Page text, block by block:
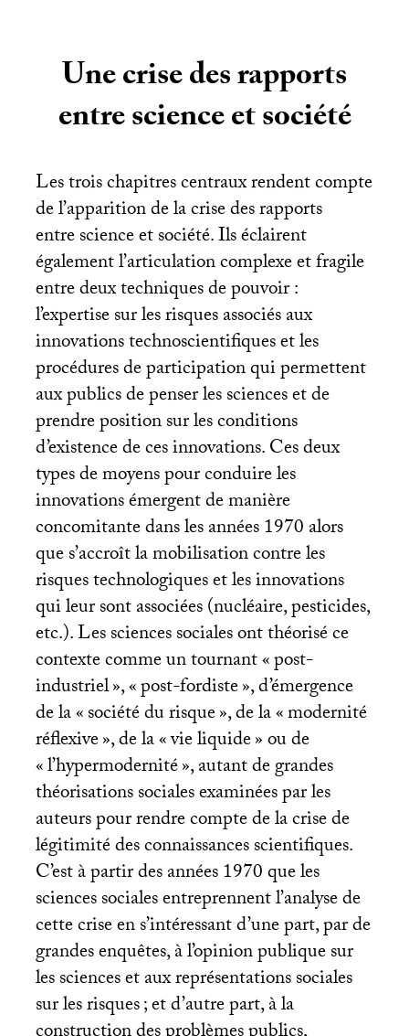
Une crise des rapports
entre science et société
Les trois chapitres centraux rendent compte
de l’apparition de la crise des rapports
entre science et société. Ils éclairent
également l’articulation complexe et fragile
entre deux techniques de pouvoir :
l’expertise sur les risques associés aux
innovations technoscientifiques et les
procédures de participation qui permettent
aux publics de penser les sciences et de
prendre position sur les conditions
d’existence de ces innovations. Ces deux
types de moyens pour conduire les
innovations émergent de manière
concomitante dans les années 1970 alors
que s’accroît la mobilisation contre les
risques technologiques et les innovations
qui leur sont associées (nucléaire, pesticides,
etc.). Les sciences sociales ont théorisé ce
contexte comme un tournant «post-
industriel», «post-fordiste», d’émergence
de la «société du risque», de la «modernité
réflexive», de la «vie liquide» ou de
«l’hypermodernité», autant de grandes
théorisations sociales examinées par les
auteurs pour rendre compte de la crise de
légitimité des connaissances scientifiques.
C’est à partir des années 1970 que les
sciences sociales entreprennent l’analyse de
cette crise en s’intéressant d’une part, par de
grandes enquêtes, à l’opinion publique sur
les sciences et aux représentations sociales
sur les risques; et d’autre part, à la